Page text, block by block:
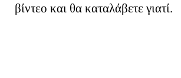
βίντεο και θα καταλάβετε γιατί.